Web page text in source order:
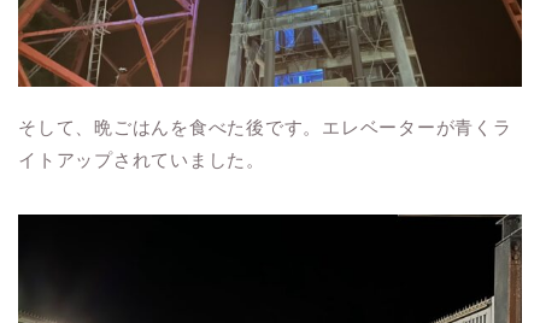
そして、晩ごはんを食べた後です。エレベーターが青くラ
イトアップされていました。